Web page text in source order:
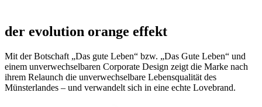
der evolution orange effekt
Mit der Botschaft „Das gute Leben“ bzw. „Das Gute Leben“ und
einem unverwechselbaren Corporate Design zeigt die Marke nach
ihrem Relaunch die unverwechselbare Lebensqualität des
Münsterlandes – und verwandelt sich in eine echte Lovebrand.